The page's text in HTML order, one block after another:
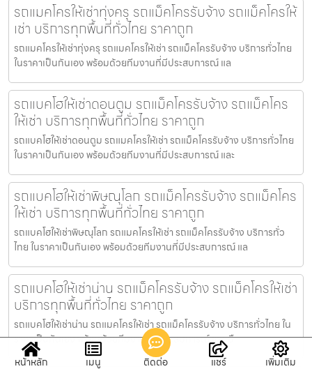
รถแมคโครให้เช่าทุ่งครุ รถแม็คโครรับจ้าง รถแม็คโครให้
เช่า บริการทุกพื้นที่ทั่วไทย ราคาถูก
รถแมคโครให้เช่าทุ่งครุ รถแมคโครให้เช่า รถแม็คโครรับจ้าง บริการทั่วไทย
ในราคาเป็นกันเอง พร้อมด้วยทีมงานที่มีประสบการณ์ แล
รถแบคโฮให้เช่าดอนตูม รถแม็คโครรับจ้าง รถแม็คโคร
ให้เช่า บริการทุกพื้นที่ทั่วไทย ราคาถูก
รถแบคโฮให้เช่าดอนตูม รถแมคโครให้เช่า รถแม็คโครรับจ้าง บริการทั่วไทย
ในราคาเป็นกันเอง พร้อมด้วยทีมงานที่มีประสบการณ์ และ
รถแบคโฮให้เช่าพิษณุโลก รถแม็คโครรับจ้าง รถแม็คโคร
ให้เช่า บริการทุกพื้นที่ทั่วไทย ราคาถูก
รถแบคโฮให้เช่าพิษณุโลก รถแมคโครให้เช่า รถแม็คโครรับจ้าง บริการทั่ว
ไทย ในราคาเป็นกันเอง พร้อมด้วยทีมงานที่มีประสบการณ์ แล
รถแบคโฮให้เช่าน่าน รถแม็คโครรับจ้าง รถแม็คโครให้เช่า
บริการทุกพื้นที่ทั่วไทย ราคาถูก
รถแบคโฮให้เช่าน่าน รถแมคโครให้เช่า รถแม็คโครรับจ้าง บริการทั่วไทย ใน
ราคาเป็นกันเอง พร้อมด้วยทีมงานที่มีประสบการณ์ และ มื
หน้าหลัก
เมนู ติดต่อ แชร์ เพิ่มเติม